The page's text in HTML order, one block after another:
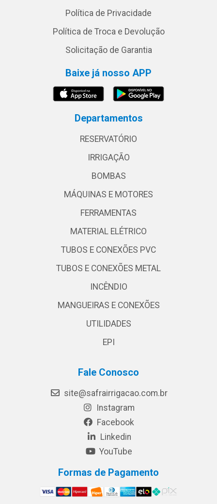
Política de Privacidade
Política de Troca e Devolução
Solicitação de Garantia
Baixe já nosso APP
Departamentos
RESERVATÓRIO
IRRIGAÇÃO
BOMBAS
MÁQUINAS E MOTORES
FERRAMENTAS
MATERIAL ELÉTRICO
TUBOS E CONEXÕES PVC
TUBOS E CONEXÕES METAL
INCÊNDIO
MANGUEIRAS E CONEXÕES
UTILIDADES
EPI
Fale Conosco
site@safrairrigacao.com.br
Instagram
Facebook
Linkedin
YouTube
Formas de Pagamento